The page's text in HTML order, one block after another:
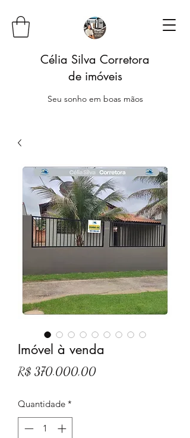
Célia Silva Corretora
de imóveis
Seu sonho em boas mãos
Imóvel à venda
R$ 370.000,00Preço
Quantidade *